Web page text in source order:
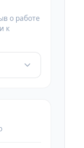
о работе
к